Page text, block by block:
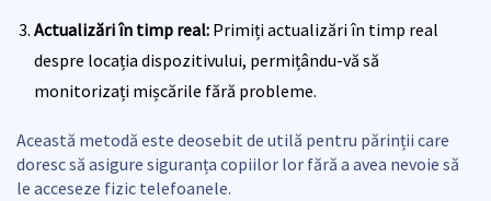
Actualizări în timp real: Primiți actualizări în timp real
despre locația dispozitivului, permițându-vă să
monitorizați mișcările fără probleme.
Această metodă este deosebit de utilă pentru părinții care
doresc să asigure siguranța copiilor lor fără a avea nevoie să
le acceseze fizic telefoanele.